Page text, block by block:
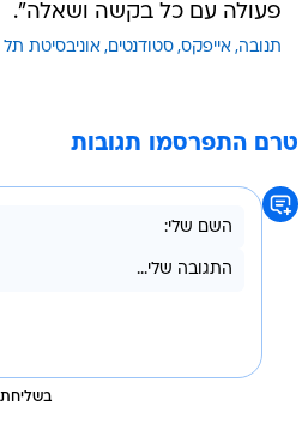
פעולה עם כל בקשה ושאלה".
תנובה אייפקס סטודנטים אוניבסיטת תל
טרם התפרסמו תגובות
בשליחת